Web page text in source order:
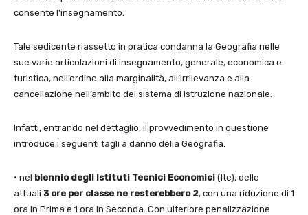
consente l’insegnamento.
Tale sedicente riassetto in pratica condanna la Geografia nelle
sue varie articolazioni di insegnamento, generale, economica e
turistica, nell’ordine alla marginalità, all’irrilevanza e alla
cancellazione nell’ambito del sistema di istruzione nazionale.
Infatti, entrando nel dettaglio, il provvedimento in questione
introduce i seguenti tagli a danno della Geografia:
· nel biennio degli Istituti Tecnici Economici (Ite), delle
attuali 3 ore per classe ne resterebbero 2, con una riduzione di 1
ora in Prima e 1 ora in Seconda. Con ulteriore penalizzazione